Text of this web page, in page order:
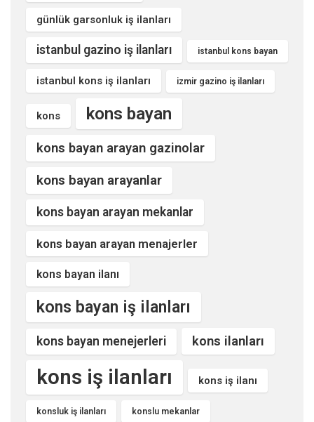
günlük garsonluk iş ilanları
istanbul gazino iş ilanları istanbul kons bayan
istanbul kons iş ilanları izmir gazino iş ilanları
kons kons bayan
kons bayan arayan gazinolar
kons bayan arayanlar
kons bayan arayan mekanlar
kons bayan arayan menajerler
kons bayan ilanı
kons bayan iş ilanları
kons bayan menejerleri kons ilanları
kons iş ilanları kons iş ilanı
konsluk iş ilanları konslu mekanlar